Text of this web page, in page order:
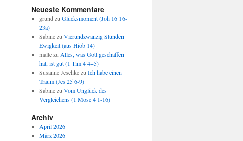
Neueste Kommentare
grundzuGlücksmoment (Joh 16 16-
23a)
SabinezuVierundzwanzig Stunden
Ewigkeit (aus Hiob 14)
maltezuAlles, was Gott geschaffen
hat, ist gut (1 Tim 4 4+5)
Susanne JeschkezuIch habe einen
Traum (Jes 25 6-9)
SabinezuVom Unglück des
Vergleichens (1 Mose 4 1-16)
Archiv
April 2026
März 2026